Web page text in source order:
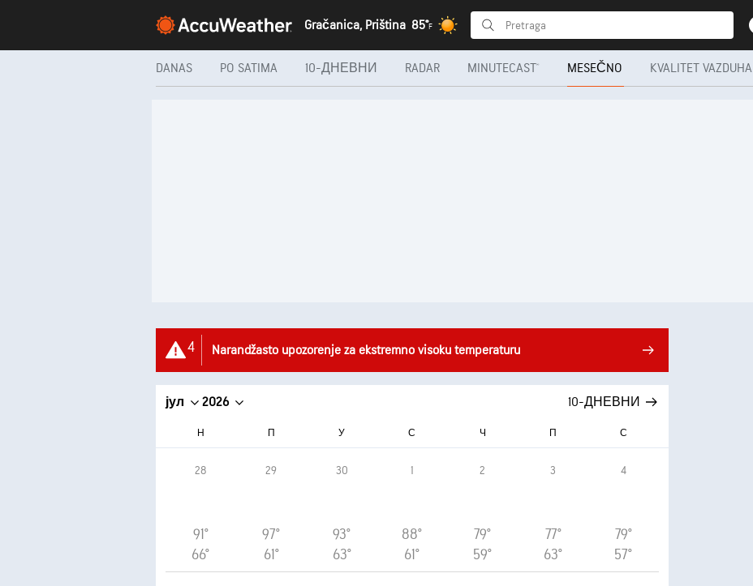
Gračanica, Priština 85°F
DANAS PO SATIMA 10-ДНЕВНИ RADAR MINUTECAST® MESEČNO KVALITET VAZDUHA
4 Narandžasto upozorenje za ekstremno visoku temperaturu
јул 2026 10-ДНЕВНИ
Н П У С Ч П С
28
91°
66°
29
97°
61°
30
93°
63°
1
88°
61°
2
79°
59°
3
77°
63°
4
79°
57°